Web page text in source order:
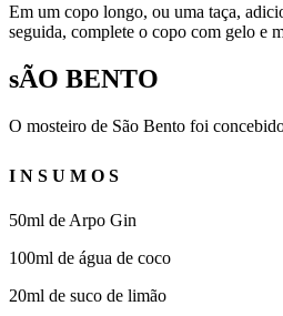
Em um copo longo, ou uma taça,
seguida, complete o copo com gelo e
sÃO BENTO
O mosteiro de São Bento foi
INSUMOS
50ml de Arpo Gin
100ml de água de coco
20ml de suco de limão